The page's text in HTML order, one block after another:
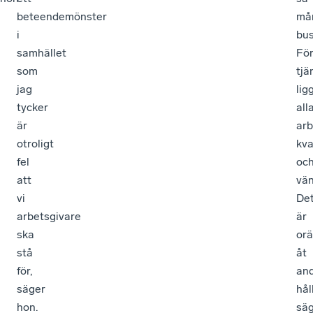
beteendemönster
i
samhället
som
jag
tycker
är
otroligt
fel
att
vi
arbetsgivare
ska
stå
för,
säger
hon.
För
är
åt